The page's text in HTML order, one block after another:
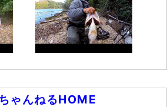
ゃんねるHOME